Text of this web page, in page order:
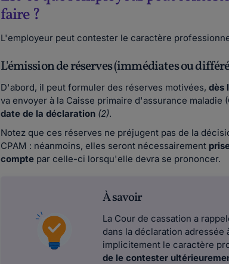
faire ?
L'employeur peut contester le caractère
L'émission de réserves (immédiates ou
D'abord, il peut formuler des réserves motivées,dès
va envoyer à la Caisse primaire d'assurance maladie
date de la déclaration (2).
Notez que ces réserves ne préjugent pas de la
CPAM : néanmoins, elles seront nécessairement
compte par celle-ci lorsqu'elle devra se prononcer.
À savoir
La Cour de cassation a
dans la déclaration adressée
implicitement le caractère
de le contester